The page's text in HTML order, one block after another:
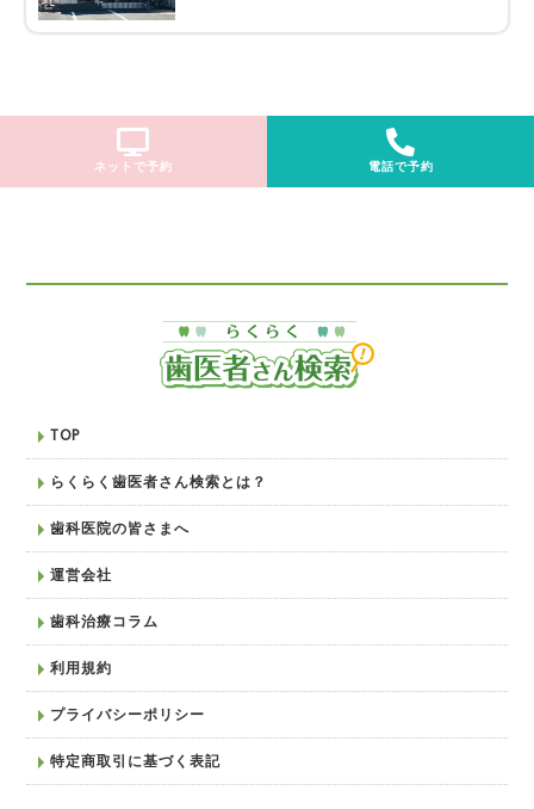
ネットで予約 電話で予約
TOP
らくらく歯医者さん検索とは？
歯科医院の皆さまへ
運営会社
歯科治療コラム
利用規約
プライバシーポリシー
特定商取引に基づく表記